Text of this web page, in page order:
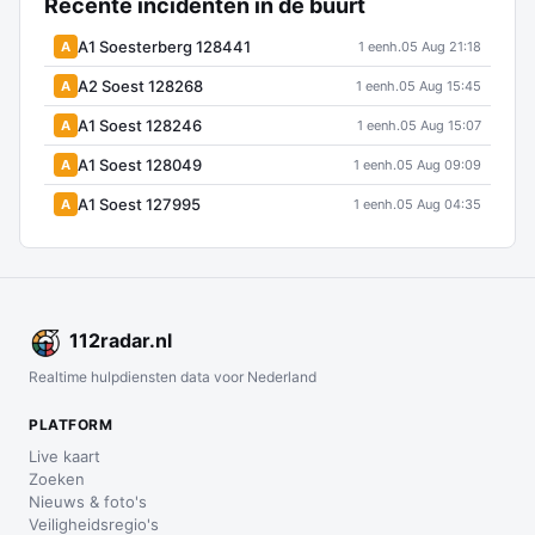
Recente incidenten in de buurt
A A1 Soesterberg 128441 1 eenh.05 Aug 21:18
A A2 Soest 128268 1 eenh.05 Aug 15:45
A A1 Soest 128246 1 eenh.05 Aug 15:07
A A1 Soest 128049 1 eenh.05 Aug 09:09
A A1 Soest 127995 1 eenh.05 Aug 04:35
112radar.nl
Realtime hulpdiensten data voor Nederland
PLATFORM
Live kaart
Zoeken
Nieuws & foto's
Veiligheidsregio's